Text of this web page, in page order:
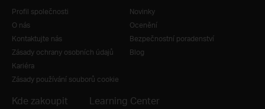
Profil společnosti
O nás
Kontaktujte nás
Zásady ochrany osobních údajů
Kariéra
Zásady používání souborů cookie
Novinky
Ocenění
Bezpečnostní poradenství
Blog
Kde zakoupit Learning Center